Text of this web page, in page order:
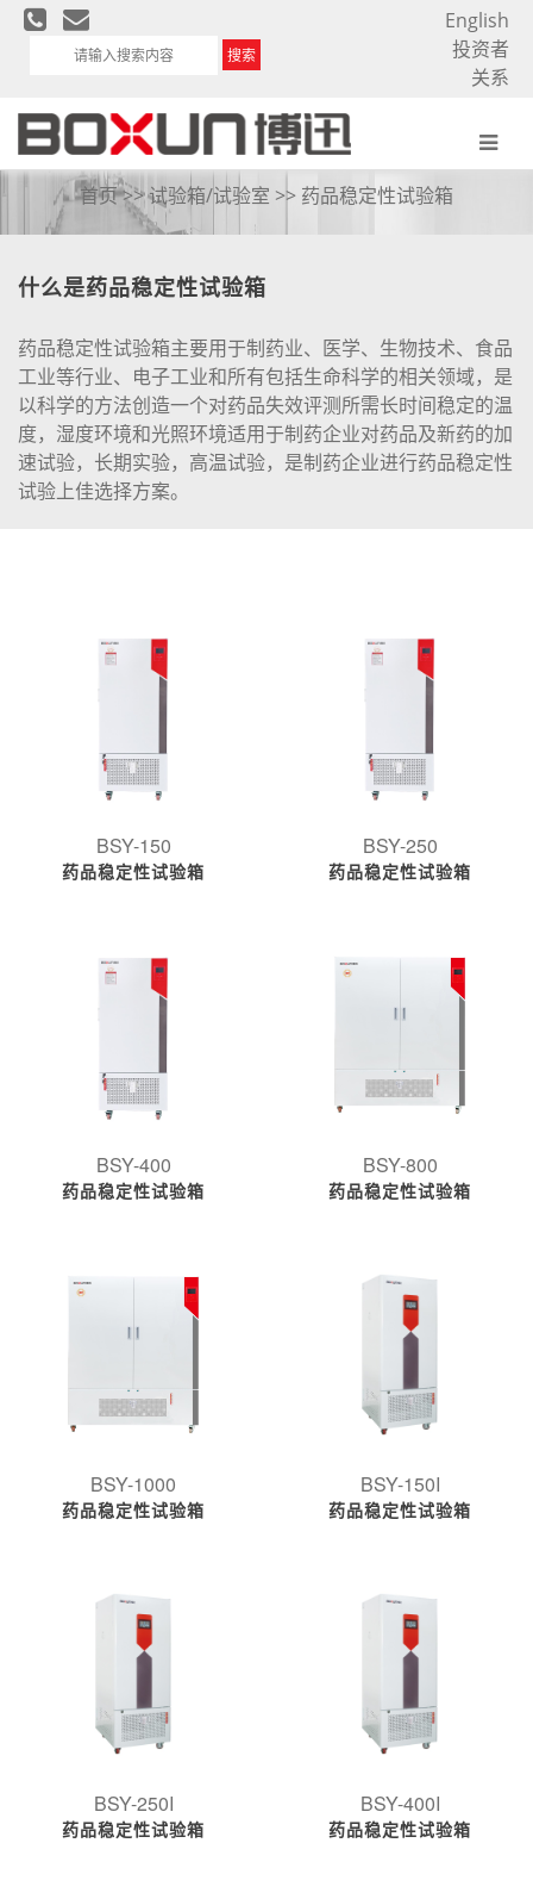
搜索
English
投资者
关系
药品稳定性试验箱
首页>>试验箱/试验室 >> 药品稳定性试验箱
什么是药品稳定性试验箱
药品稳定性试验箱主要用于制药业、医学、生物技术、食品
工业等行业、电子工业和所有包括生命科学的相关领域，是
以科学的方法创造一个对药品失效评测所需长时间稳定的温
度，湿度环境和光照环境适用于制药企业对药品及新药的加
速试验，长期实验，高温试验，是制药企业进行药品稳定性
试验上佳选择方案。
BSY-150
药品稳定性试验箱
BSY-250
药品稳定性试验箱
BSY-400
药品稳定性试验箱
BSY-800
药品稳定性试验箱
BSY-1000
药品稳定性试验箱
BSY-150I
药品稳定性试验箱
BSY-250I
药品稳定性试验箱
BSY-400I
药品稳定性试验箱